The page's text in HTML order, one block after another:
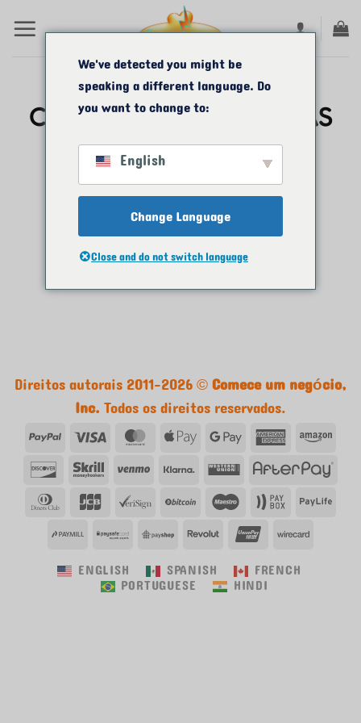
para
CARRINHO DE COMPRAS
Seu carrinho está vazio.
VOLTAR À LOJA
Direitos autorais 2011-2026 ©Comece um negócio,
Inc.Todos os direitos reservados.
PayPalVisa MasterCard
Apple
Pay
Google
Pay
American
Express
DescobrirSkrill VenmoKlarnaWestern
Union
Clube
Jantares
JCB VeriSign Bitcoin Maestro Caixa
pagamento
PayMillPaySafePayShopRevolut UnionPay
ENGLISH SPANISH FRENCH
PORTUGUESE HINDI
We've detected you might be
speaking a different language. Do
you want to change to:
English
Change Language
Close and do not switch language